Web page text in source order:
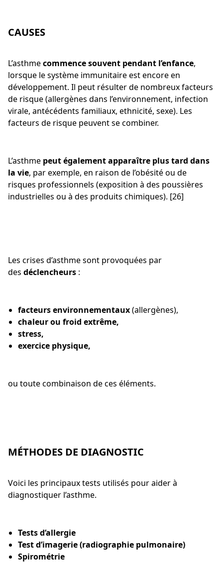
CAUSES
L’asthmecommence souvent pendant l’enfance,
lorsque le système immunitaire est encore en
développement. Il peut résulter de nombreux facteurs
de risque (allergènes dans l’environnement, infection
virale, antécédents familiaux, ethnicité, sexe). Les
facteurs de risque peuvent se combiner.
L’asthme peut également apparaître plus tard dans
la vie, par exemple, en raison de l’obésité ou de
risques professionnels (exposition à des poussières
industrielles ou à des produits chimiques). [26]
Les crises d’asthme sont provoquées par
des déclencheurs :
facteurs environnementaux(allergènes),
chaleur ou froid extrême,
stress,
exercice physique,
ou toute combinaison de ces éléments.
MÉTHODES DE DIAGNOSTIC
Voici les principaux tests utilisés pour aider à
diagnostiquer l’asthme.
Tests d’allergie
Test d’imagerie (radiographie pulmonaire)
Spirométrie